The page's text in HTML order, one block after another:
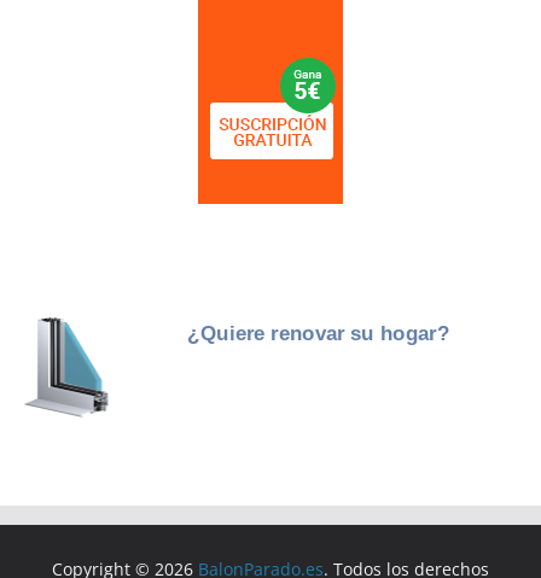
Copyright © 2026 BalonParado.es. Todos los derechos